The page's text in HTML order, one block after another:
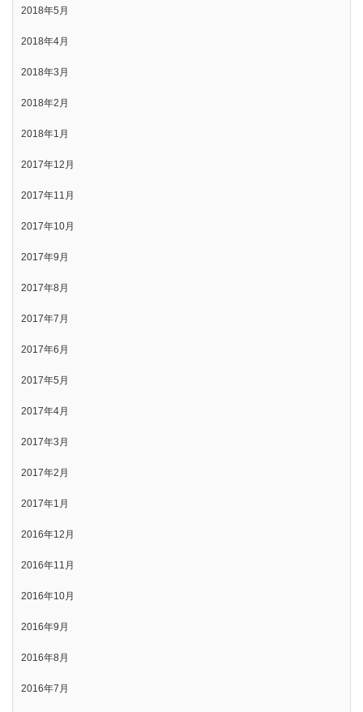
2018年5月
2018年4月
2018年3月
2018年2月
2018年1月
2017年12月
2017年11月
2017年10月
2017年9月
2017年8月
2017年7月
2017年6月
2017年5月
2017年4月
2017年3月
2017年2月
2017年1月
2016年12月
2016年11月
2016年10月
2016年9月
2016年8月
2016年7月